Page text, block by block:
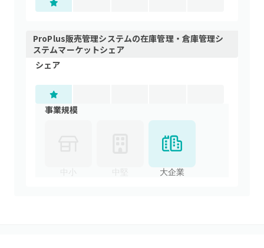
ProPlus販売管理システムの在庫管理・倉庫管理シ
ステムマーケットシェア
シェア
事業規模
大企業